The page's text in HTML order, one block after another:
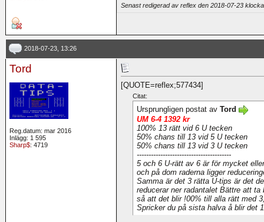
Senast redigerad av reflex den 2018-07-23
2018-07-23, 13:26
Tord
Reg.datum: mar 2016
Inlägg: 1 595
Sharp$: 4719
[QUOTE=reflex;577434]
Citat:
Ursprungligen postat av Tord
UM 6-4 1392 kr
100% 13 rätt vid 6 U tecken
50% chans till 13 vid 5 U tecken
50% chans till 13 vid 3 U tecken
----------------------------------------
5 och 6 U-rätt av 6 är för mycket
och på dom raderna ligger
Samma är det 3 rätta U-tips är det
reducerar ner radantalet Bättre att ta
så att det blir !00% till alla rätt med
Spricker du på sista halva å blir det